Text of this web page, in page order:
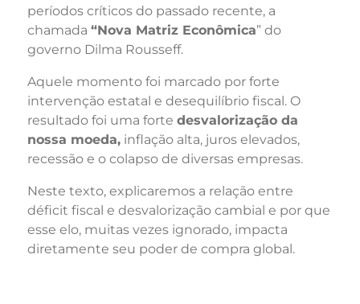
períodos críticos do passado recente, a
chamada “Nova Matriz Econômica” do
governo Dilma Rousseff.
Aquele momento foi marcado por forte
intervenção estatal e desequilíbrio fiscal. O
resultado foi uma forte desvalorização da
nossa moeda,inflação alta, juros elevados,
recessão e o colapso de diversas empresas.
Neste texto, explicaremos a relação entre
déficit fiscal e desvalorização cambial e por que
esse elo, muitas vezes ignorado, impacta
diretamente seu poder de compra global.